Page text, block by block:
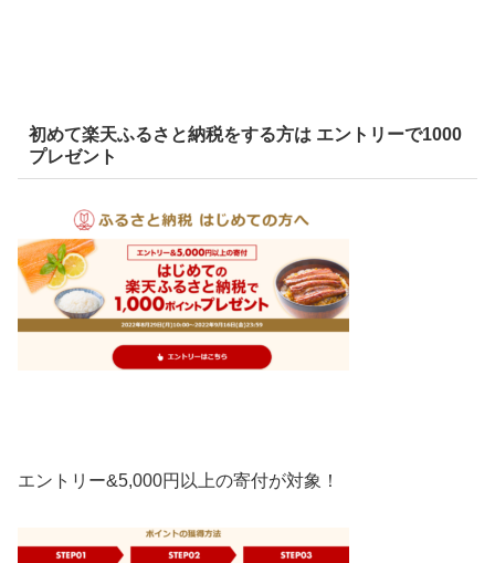
初めて楽天ふるさと納税をする方は エントリーで1000
プレゼント
エントリー&5,000円以上の寄付が対象！